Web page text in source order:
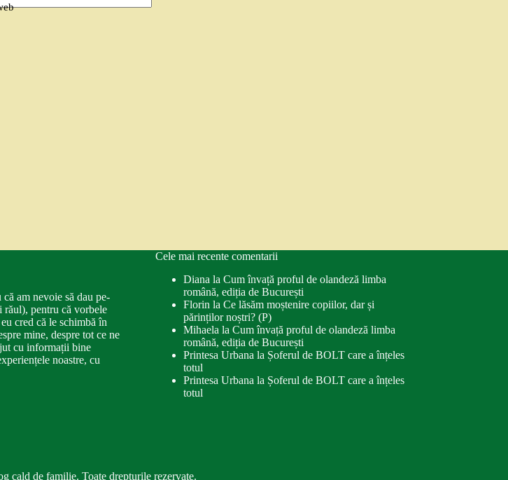
am nevoie să dau pe-
răul), pentru că vorbele
cred că le schimbă în
mine, despre tot ce ne
cu informații bine
noastre, cu
Cele mai recente comentarii
Diana la Cum învață proful de olandeză limba
română, ediția de București
Florin la Ce lăsăm moștenire copiilor, dar și
părinților noștri? (P)
Mihaela la Cum învață proful de olandeză limba
română, ediția de București
Printesa Urbana la Șoferul de BOLT care a înțeles
totul
Printesa Urbana la Șoferul de BOLT care a înțeles
totul
cald de familie. Toate drepturile rezervate.